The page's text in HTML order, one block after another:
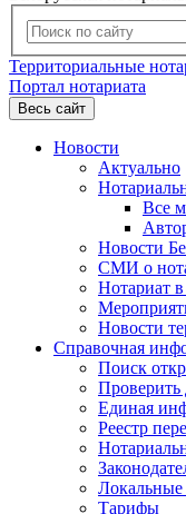
Территориальные
Портал нотариата
Весь сайт
Новости
Актуально
Все
Новости
СМИ о
Нотариат
Новости
Справочная
Поиск
Проверить
Единая
Реестр
Тарифы